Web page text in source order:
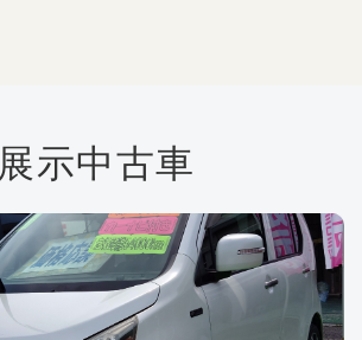
詳しくはこちら
展示中古車